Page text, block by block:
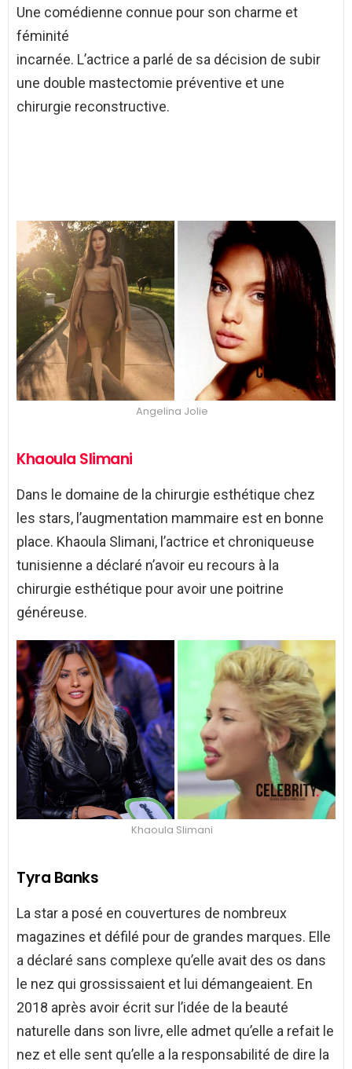
Une comédienne connue pour son charme et
féminité
incarnée. L’actrice a parlé de sa décision de subir
une double mastectomie préventive et une
chirurgie reconstructive.
Angelina Jolie
Khaoula Slimani
Dans le domaine de la chirurgie esthétique chez
les stars, l’augmentation mammaire est en bonne
place. Khaoula Slimani, l’actrice et chroniqueuse
tunisienne a déclaré n’avoir eu recours à la
chirurgie esthétique pour avoir une poitrine
généreuse.
Khaoula Slimani
Tyra Banks
La star a posé en couvertures de nombreux
magazines et défilé pour de grandes marques. Elle
a déclaré sans complexe qu’elle avait des os dans
le nez qui grossissaient et lui démangeaient. En
2018 après avoir écrit sur l’idée de la beauté
naturelle dans son livre, elle admet qu’elle a refait le
nez et elle sent qu’elle a la responsabilité de dire la